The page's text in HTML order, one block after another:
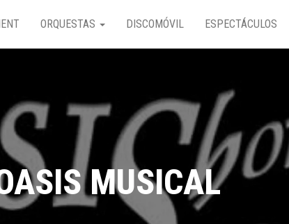
ORQUESTAS DISCOMÓVIL ESPECTÁCULOS
MUSICAL